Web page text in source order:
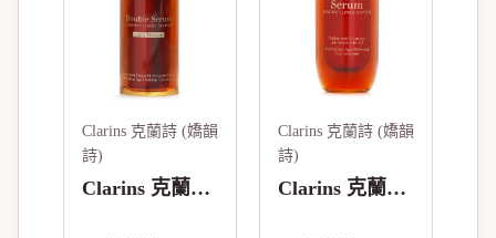
Clarins 克蘭詩 (嬌韻
詩)
Clarins 克蘭詩
Clarins 克蘭詩 (嬌韻
詩)
Clarins 克蘭詩